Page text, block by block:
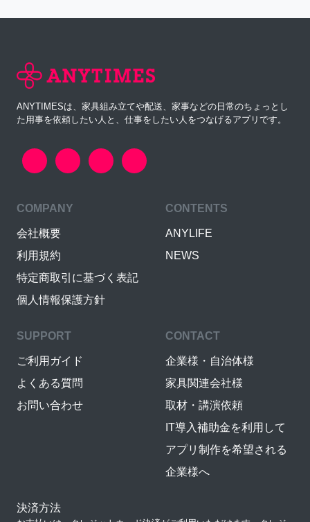
ANYTIMESは、家具組み立てや配送、家事などの日常のちょっとし
た用事を依頼したい人と、仕事をしたい人をつなげるアプリです。
COMPANY
会社概要
利用規約
特定商取引に基づく表記
個人情報保護方針
CONTENTS
ANYLIFE
NEWS
SUPPORT
ご利用ガイド
よくある質問
お問い合わせ
CONTACT
企業様・自治体様
家具関連会社様
取材・講演依頼
IT導入補助金を利用して
アプリ制作を希望される
企業様へ
決済方法